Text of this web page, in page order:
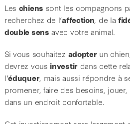
Les chiens sont les compagnons
recherchez de l’affection , de la
double sens avec votre animal.
Si vous souhaitez adopterun
devrez vous investirdans cette
l’éduquer, mais aussi répondre à
promener, faire des besoins,
dans un endroit confortable.